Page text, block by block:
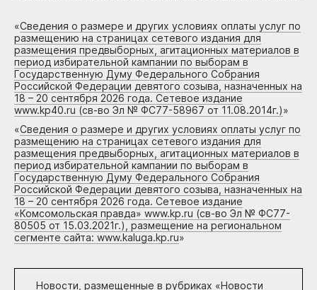
«Сведения о размере и других условиях оплаты услуг по
размещению на страницах сетевого издания для
размещения предвыборных, агитационных материалов в
период избирательной кампании по выборам в
Государственную Думу Федерального Собрания
Российской Федерации девятого созыва, назначенных на
18 – 20 сентября 2026 года. Сетевое издание
www.kp40.ru (св-во Эл № ФС77-58967 от 11.08.2014г.)»
«Сведения о размере и других условиях оплаты услуг по
размещению на страницах сетевого издания для
размещения предвыборных, агитационных материалов в
период избирательной кампании по выборам в
Государственную Думу Федерального Собрания
Российской Федерации девятого созыва, назначенных на
18 – 20 сентября 2026 года. Сетевое издание
«Комсомольская правда» www.kp.ru (св-во Эл № ФС77-
80505 от 15.03.2021г.), размещение на региональном
сегменте сайта: www.kaluga.kp.ru»
Новости, размещенные в рубриках «Новости